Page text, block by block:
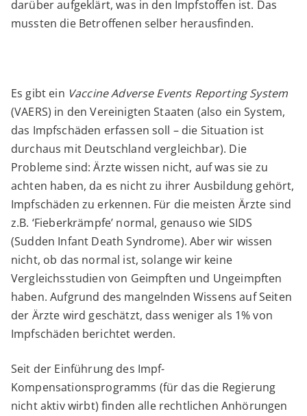
darüber aufgeklärt, was in den Impfstoffen ist. Das
mussten die Betroffenen selber herausfinden.
Es gibt ein Vaccine Adverse Events Reporting System
(VAERS) in den Vereinigten Staaten (also ein System,
das Impfschäden erfassen soll – die Situation ist
durchaus mit Deutschland vergleichbar). Die
Probleme sind: Ärzte wissen nicht, auf was sie zu
achten haben, da es nicht zu ihrer Ausbildung gehört,
Impfschäden zu erkennen. Für die meisten Ärzte sind
z.B. ‘Fieberkrämpfe’ normal, genauso wie SIDS
(Sudden Infant Death Syndrome). Aber wir wissen
nicht, ob das normal ist, solange wir keine
Vergleichsstudien von Geimpften und Ungeimpften
haben. Aufgrund des mangelnden Wissens auf Seiten
der Ärzte wird geschätzt, dass weniger als 1% von
Impfschäden berichtet werden.
Seit der Einführung des Impf-
Kompensationsprogramms (für das die Regierung
nicht aktiv wirbt) finden alle rechtlichen Anhörungen